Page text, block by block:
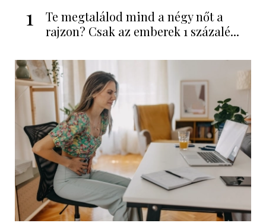
1
Te megtalálod mind a négy nőt a
rajzon? Csak az emberek 1 százalé...